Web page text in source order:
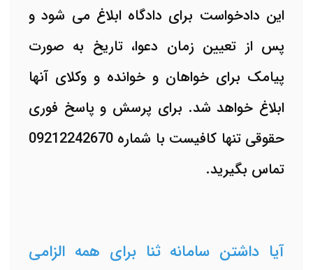
این دادخواست برای دادگاه ابلاغ می شود و
پس از تعیین زمان دعوا، تاریخ به صورت
پیامک برای خواهان و خوانده و وکلای آنها
ابلاغ خواهد شد. برای پرسش و پاسخ فوری
حقوقی تنها کافیست با شماره 09212242670
تماس بگیرید.
آیا داشتن سامانه ثنا برای همه الزامی